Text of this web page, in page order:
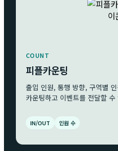
COUNT
피플카운팅
출입 인원, 통행 방향, 구역별
카운팅하고 이벤트를 전달할 수
IN/OUT 인원 수